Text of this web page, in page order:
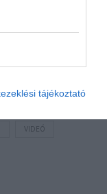
tájékoztató
VIDEÓ